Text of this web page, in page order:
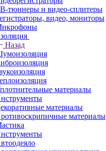
тюннеры и видео-сплитеры
видео, мониторы
Назад
материалы
материалы
материалы